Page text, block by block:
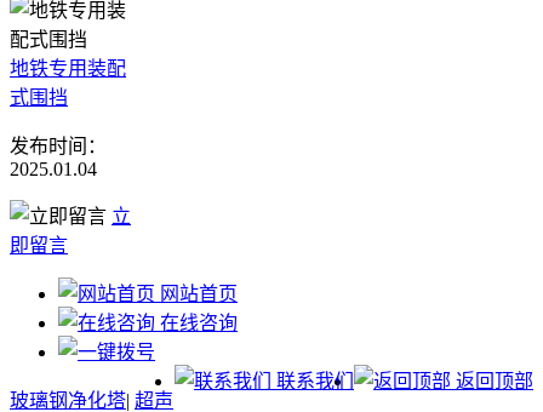
地铁专用装配
式围挡
发布时间：
2025.01.04
立
即留言
网站首页
在线咨询
返回顶部
联系我们
玻璃钢净化塔| 超声